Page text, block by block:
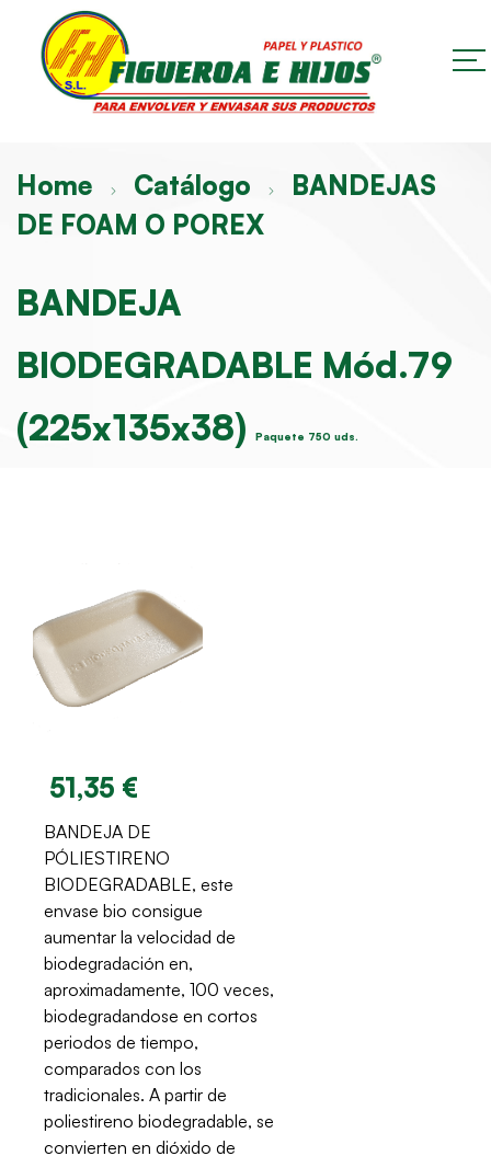
Home Catálogo
BANDEJAS
DE FOAM O POREX
BANDEJA
BIODEGRADABLE Mód.79
(225x135x38)
Paquete 750 uds.
51,35 €
BANDEJA DE
PÓLIESTIRENO
BIODEGRADABLE, este
envase bio consigue
aumentar la velocidad de
biodegradación en,
aproximadamente, 100 veces,
biodegradandose en cortos
periodos de tiempo,
comparados con los
tradicionales. A partir de
poliestireno biodegradable, se
convierten en dióxido de